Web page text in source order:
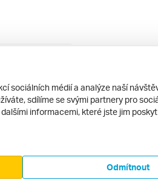
žádnou
sociálních médií a analýze naší
sdílíme se svými partnery pro
informacemi, které jste jim
Odmítnout